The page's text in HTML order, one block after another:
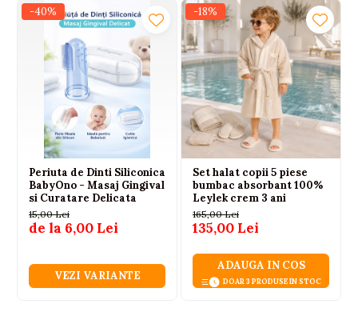
-40%
Periuta de Dinti Siliconica
BabyOno - Masaj Gingival
si Curatare Delicata
15,00 Lei
de la 6,00 Lei
VEZI VARIANTE
-18%
Set halat copii 5 piese
bumbac absorbant 100%
Leylek crem 3 ani
165,00 Lei
135,00 Lei
ADAUGA IN COS
DOAR 3 PRODUSE IN STOC